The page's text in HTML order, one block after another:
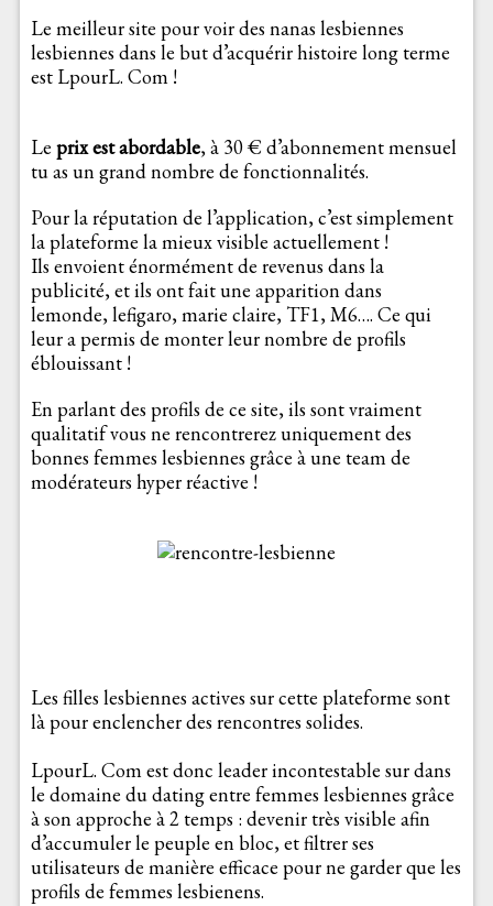
Le meilleur site pour voir des nanas lesbiennes
lesbiennes dans le but d’acquérir histoire long terme
est LpourL. Com !
Le prix est abordable, à 30 € d’abonnement mensuel
tu as un grand nombre de fonctionnalités.
Pour la réputation de l’application, c’est simplement
la plateforme la mieux visible actuellement !
Ils envoient énormément de revenus dans la
publicité, et ils ont fait une apparition dans
lemonde, lefigaro, marie claire, TF1, M6…. Ce qui
leur a permis de monter leur nombre de profils
éblouissant !
En parlant des profils de ce site, ils sont vraiment
qualitatif vous ne rencontrerez uniquement des
bonnes femmes lesbiennes grâce à une team de
modérateurs hyper réactive !
Les filles lesbiennes actives sur cette plateforme sont
là pour enclencher des rencontres solides.
LpourL. Com est donc leader incontestable sur dans
le domaine du dating entre femmes lesbiennes grâce
à son approche à 2 temps : devenir très visible afin
d’accumuler le peuple en bloc, et filtrer ses
utilisateurs de manière efficace pour ne garder que les
profils de femmes lesbienens.